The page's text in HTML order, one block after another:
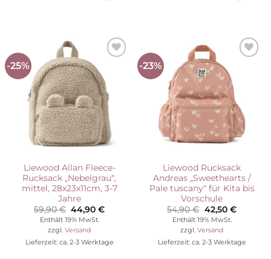
-25%
Auf die
Wunschliste
Liewood Allan Fleece-
Rucksack „Nebelgrau“,
mittel, 28x23x11cm, 3-7
Jahre
59,90€ Ursprünglicher
Preis
war:
59,90 €
44,90€Aktueller
Enthält 19% MwSt.
zzgl. Versand
Lieferzeit: ca. 2-3 Werktage
-23%
Auf die
Wunschliste
Liewood Rucksack
Andreas „Sweethearts /
Pale tuscany“ für Kita bis
Vorschule
54,90€ Ursprünglicher
Preis
war:
54,90 €
42,50 €
Enthält 19% MwSt.
zzgl. Versand
Lieferzeit: ca. 2-3 Werktage